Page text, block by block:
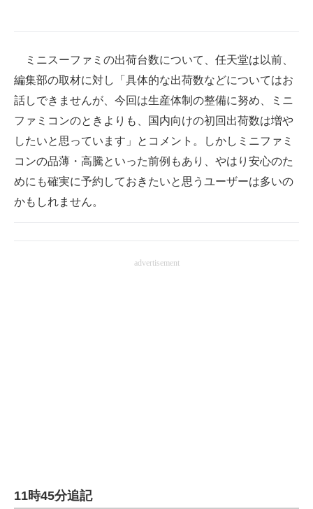
ミニスーファミの出荷台数について、任天堂は以前、
編集部の取材に対し「具体的な出荷数などについてはお
話しできませんが、今回は生産体制の整備に努め、ミニ
ファミコンのときよりも、国内向けの初回出荷数は増や
したいと思っています」とコメント。しかしミニファミ
コンの品薄・高騰といった前例もあり、やはり安心のた
めにも確実に予約しておきたいと思うユーザーは多いの
かもしれません。
advertisement
11時45分追記